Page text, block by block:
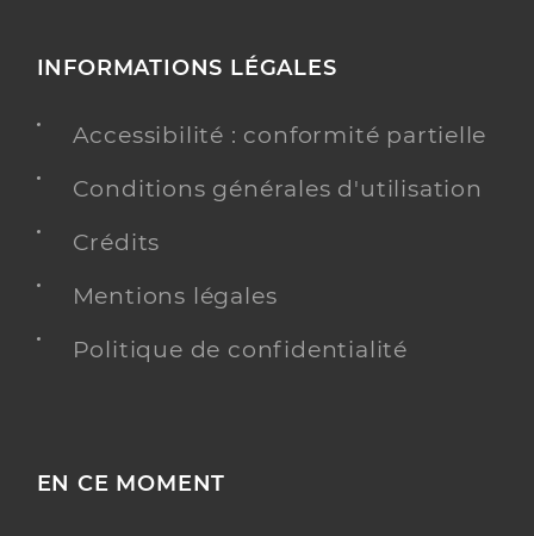
INFORMATIONS LÉGALES
Accessibilité : conformité partielle
Conditions générales d'utilisation
Crédits
Mentions légales
Politique de confidentialité
EN CE MOMENT